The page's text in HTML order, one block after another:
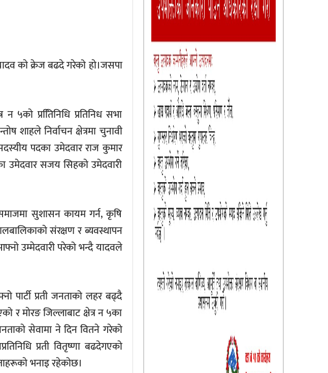
काे क्रेज बढदे गरेको हाे।जसपा
५काे प्रतििनिधि प्रतिनिध सभा
शाहले निर्वाचन क्षेत्रमा चुनावी
पदका उमेदवार राज कुमार
उमेदवार सजय सिहकाे उमेदवारी
सुशासन कायम गर्न, कृषि
संरक्षण र ब्यवस्थापन
उम्मेदवारी परेको भन्दै यादवले
प्रती जनताको लहर बढ्दै
र माेरङ जिल्लाबाट क्षेत्र न ५का
सेवामा ने दिन वितने गरेको
प्रती वितृष्णा बढदेगएकाे
भनाइ रहेकाेछ।